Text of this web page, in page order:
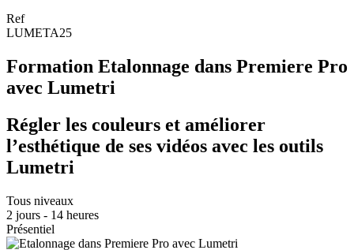
Ref
LUMETA25
Formation Etalonnage dans Premiere Pro
avec Lumetri
Régler les couleurs et améliorer
l’esthétique de ses vidéos avec les outils
Lumetri
Tous niveaux
2 jours - 14 heures
Présentiel